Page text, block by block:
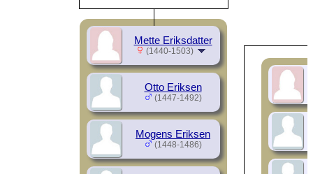
Mette Eriksdatter
(1440-1503)
Otto Eriksen
(1447-1492)
Mogens Eriksen
(1448-1486)